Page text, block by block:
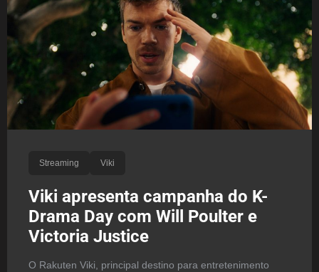
Streaming Viki
Viki apresenta campanha do K-
Drama Day com Will Poulter e
Victoria Justice
O Rakuten Viki, principal destino para entretenimento